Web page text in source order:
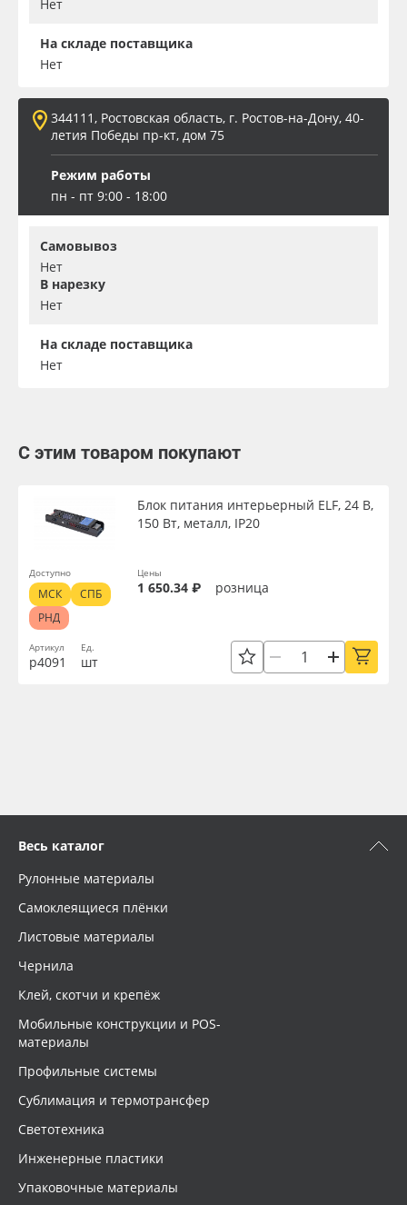
Нет
На складе поставщика
Нет
344111, Ростовская область, г. Ростов-на-Дону, 40-
летия Победы пр-кт, дом 75
Режим работы
пн - пт 9:00 - 18:00
Самовывоз
Нет
В нарезку
Нет
На складе поставщика
Нет
С этим товаром покупают
Артикул
р4091
Блок питания интерьерный ELF, 24 В,
150 Вт, металл, IP20
Ед.
шт
Цены
1 650.34 ₽ розница
Доступно
МСК
СПБ
РНД
Весь каталог
Рулонные материалы
Самоклеящиеся плёнки
Листовые материалы
Чернила
Клей, скотчи и крепёж
Мобильные конструкции и POS-
материалы
Профильные системы
Сублимация и термотрансфер
Светотехника
Инженерные пластики
Упаковочные материалы